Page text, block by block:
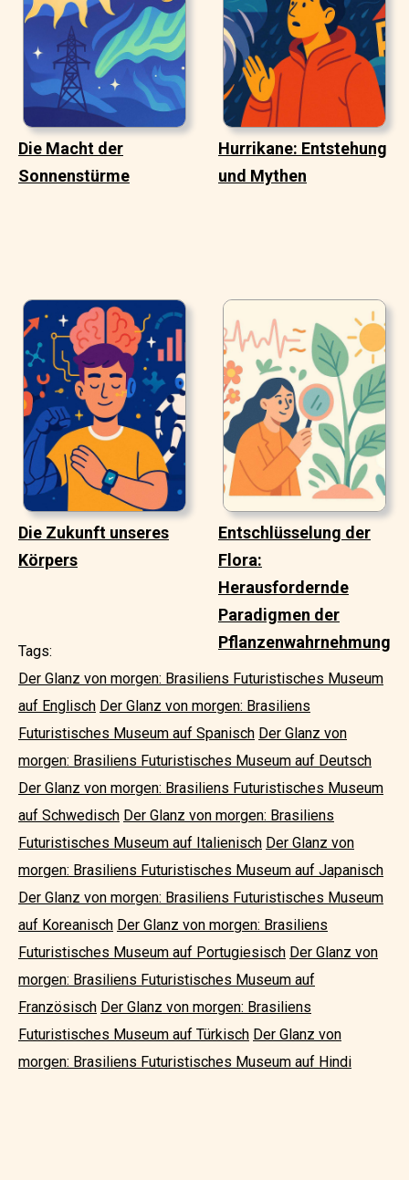
Die Macht der
Sonnenstürme
Hurrikane: Entstehung
und Mythen
Die Zukunft unseres
Körpers
Entschlüsselung der
Flora:
Herausfordernde
Paradigmen der
Pflanzenwahrnehmung
Tags:
Der Glanz von morgen: Brasiliens Futuristisches Museum
auf Englisch Der Glanz von morgen: Brasiliens
Futuristisches Museum auf Spanisch Der Glanz von
morgen: Brasiliens Futuristisches Museum auf Deutsch
Der Glanz von morgen: Brasiliens Futuristisches Museum
auf Schwedisch Der Glanz von morgen: Brasiliens
Futuristisches Museum auf Italienisch Der Glanz von
morgen: Brasiliens Futuristisches Museum auf Japanisch
Der Glanz von morgen: Brasiliens Futuristisches Museum
auf Koreanisch Der Glanz von morgen: Brasiliens
Futuristisches Museum auf Portugiesisch Der Glanz von
morgen: Brasiliens Futuristisches Museum auf
Französisch Der Glanz von morgen: Brasiliens
Futuristisches Museum auf Türkisch Der Glanz von
morgen: Brasiliens Futuristisches Museum auf Hindi